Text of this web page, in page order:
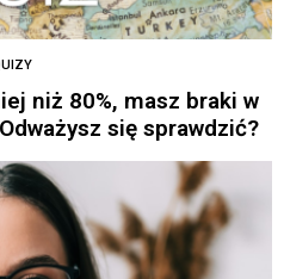
niż 80%, masz braki w
się sprawdzić?